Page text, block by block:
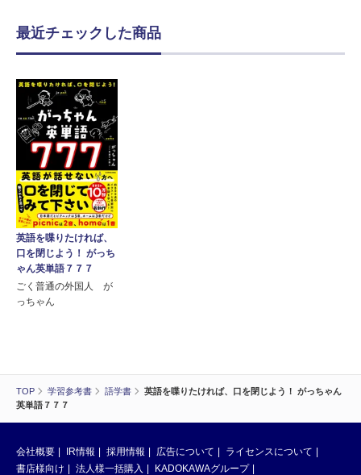
TOP 学習参考書 語学書
英語を喋りたければ、口を閉じよう！ がっちゃん
英単語７７７
最近チェックした商品
英語を喋りたければ、
口を閉じよう！ がっち
ゃん英単語７７７
ごく普通の外国人 が
っちゃん
会社概要 IR情報 採用情報 広告について
ライセンスについて
書店様向け
法人様一括購入 KADOKAWAグループ